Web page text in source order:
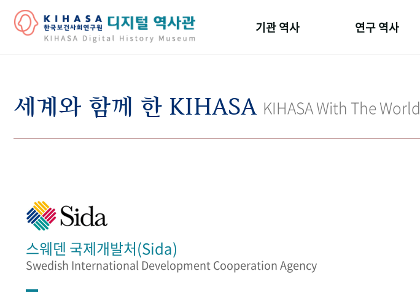
기관 역사 연구 역사
키워드로 보는 연구 역사
세계와 함께 한 KIHASA KIHASA With The World
스웨덴 국제개발처(Sida)
Swedish International Development Cooperation Agency